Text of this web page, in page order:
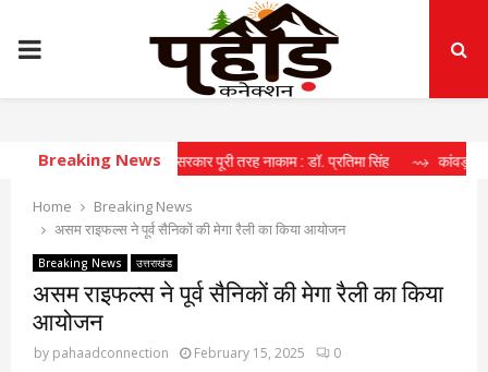
PRIMARY
MENU
Breaking News
मोर्चे पर धामी सरकार पूरी तरह नाकाम : डॉ. प्रतिमा सिंह ⇝ कांवड़ मेले में मील का
Home
Breaking News
असम राइफल्स ने पूर्व सैनिकों की मेगा रैली का किया आयोजन
Breaking News उत्तराखंड
असम राइफल्स ने पूर्व सैनिकों की मेगा रैली का किया
आयोजन
by pahaadconnection February 15, 2025 0